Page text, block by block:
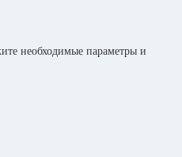
необходимые параметры и